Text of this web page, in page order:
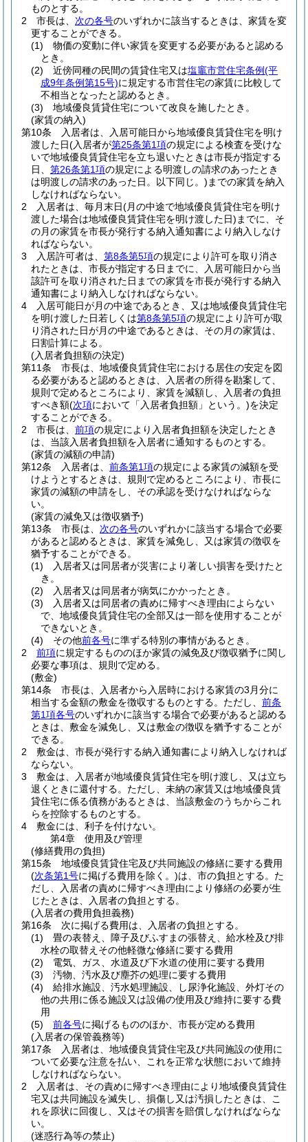
ものとする。
2
市長は、 次の各号のいずれかに該当するときは、家賃を変
更することができる。
(1)
物価の変動に伴い家賃を変更する必要があると認める
とき。
(2)
近傍同種の民間の賃貸住宅又は塩竈市営住宅条例(平
成9年条例第15号)に規定する市営住宅の家賃に比較して
不相当となったと認めるとき。
(3)
地域優良賃貸住宅について改良を施したとき。
(家賃の納入)
第10条
入居者は、入居可能日から地域優良賃貸住宅を明け
渡した日(入居者が第25条第1項の規定による検査を受けな
いで地域優良賃貸住宅を立ち退いたときは市長が指定する
日、 第26条第1項の規定による明渡しの請求のあったとき
は明渡しの請求のあった日。以下同じ。) までの家賃を納入
しなければならない。
2
入居者は、毎月末日(月の中途で地域優良賃貸住宅を明け
渡した場合は地域優良賃貸住宅を明け渡した日) までに、そ
の月の家賃を市長が発行する納入通知書により納入しなけ
ればならない。
3
入居許可者は、 第8条第5項の規定により許可を取り消さ
れたときは、市長が指定する日までに、入居可能日から当
該許可を取り消された日までの家賃を市長が発行する納入
通知書により納入しなければならない。
4
入居可能日が月の中途であるとき、又は地域優良賃貸住宅
を明け渡した日若しくは第8条第5項の規定により許可が取
り消された日が月の中途であるときは、その月の家賃は、
日割計算による。
(入居者負担額の決定)
第11条
市長は、地域優良賃貸住宅における居住の安定を図
る必要があると認めるときは、入居者の所得を勘案して、
規則で定めるところにより、家賃を減額し、入居者の負担
すべき額(次項において「入居者負担額」という。)を決定
することができる。
2
市長は、 前項の規定により入居者負担額を決定したとき
は、当該入居者負担額を入居者に通知するものとする。
(家賃の減額の申請)
第12条
入居者は、 前条第1項の規定による家賃の減額を受
けようとするときは、規則で定めるところにより、市長に
家賃の減額の申請をし、その承認を受けなければならな
い。
(家賃の減免又は徴収猶予)
第13条
市長は、 次の各号のいずれかに該当する場合で必要
があると認めるときは、家賃を減免し、又は家賃の徴収を
猶予することができる。
(1)
入居者又は同居者が災害により著しい損害を受けたと
き。
(2)
入居者又は同居者が病気にかかったとき。
(3)
入居者又は同居者の責めに帰すべき理由によらない
で、地域優良賃貸住宅の全部又は一部を使用することが
できないとき。
(4)
その他前各号に準ずる特別の事情があるとき。
2
前項に規定するもののほか家賃の減免及び徴収猶予に関し
必要な事項は、規則で定める。
(敷金)
第14条
市長は、入居者から入居時における家賃の3月分に
相当する金額の敷金を徴収するものとする。 ただし、 前条
第1項各号のいずれかに該当する場合で必要があると認める
ときは、敷金を減免し、又は敷金の徴収を猶予することが
できる。
2
敷金は、市長が発行する納入通知書により納入しなければ
ならない。
3
敷金は、入居者が地域優良賃貸住宅を明け渡し、又は立ち
退くときに還付する。 ただし、未納の家賃又は地域優良賃
貸住宅に係る債務があるときは、当該敷金のうちからこれ
らを控除するものとする。
4
敷金には、利子を付けない。
第4章
使用及び管理
(修繕費用の負担)
第15条
地域優良賃貸住宅及び共同施設の修繕に要する費用
(次条第1号に掲げる費用を除く。)は、市の負担とする。 た
だし、入居者の責めに帰すべき理由により修繕の必要が生
じたときは、入居者の負担とする。
(入居者の費用負担義務)
第16条
次に掲げる費用は、入居者の負担とする。
(1)
畳の表替え、障子及びふすまの張替え、給水栓及び排
水栓の取替えその他軽微な修繕に要する費用
(2)
電気、ガス、水道及び下水道の使用に要する費用
(3)
汚物、汚水及び塵芥の処理に要する費用
(4)
給排水施設、汚水処理施設、し尿浄化施設、外灯その
他の共用に係る施設又は設備の使用及び維持に要する費
用
(5)
前各号に掲げるもののほか、市長が定める費用
(入居者の保管義務等)
第17条
入居者は、地域優良賃貸住宅及び共同施設の使用に
ついて必要な注意を払い、これを正常な状態において維持
しなければならない。
2
入居者は、その責めに帰すべき理由により地域優良賃貸住
宅又は共同施設を滅失し、損傷し又は汚損したときは、こ
れを原状に回復し、又はその損害を賠償しなければならな
い。
(迷惑行為等の禁止)